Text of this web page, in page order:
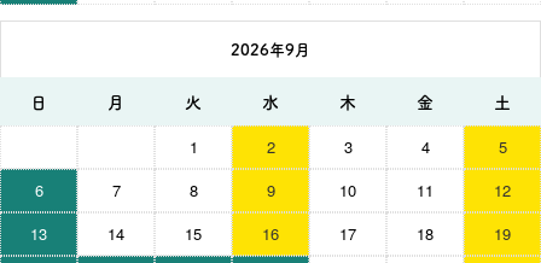
2026年9月
日 月 火 水 木 金 土
1 2 3 4
5
6
7 8 9 10 11
12
13
14 15 16 17 18
19